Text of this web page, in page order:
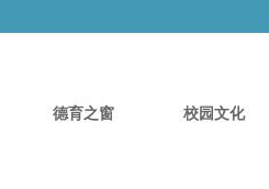
德育之窗 校园文化